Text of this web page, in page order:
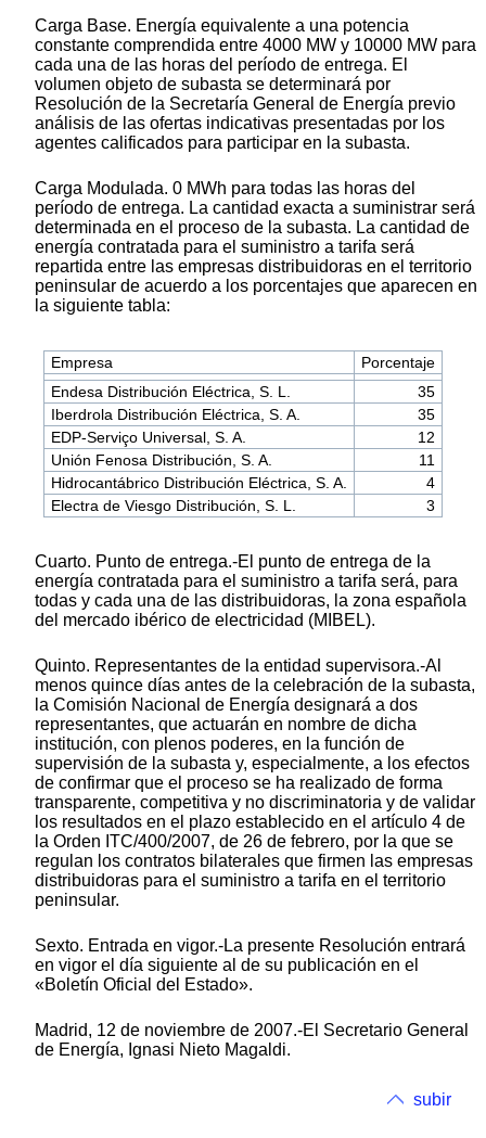
Carga Base. Energía equivalente a una potencia
constante comprendida entre 4000 MW y 10000 MW para
cada una de las horas del período de entrega. El
volumen objeto de subasta se determinará por
Resolución de la Secretaría General de Energía previo
análisis de las ofertas indicativas presentadas por los
agentes calificados para participar en la subasta.
Carga Modulada. 0 MWh para todas las horas del
período de entrega. La cantidad exacta a suministrar será
determinada en el proceso de la subasta. La cantidad de
energía contratada para el suministro a tarifa será
repartida entre las empresas distribuidoras en el territorio
peninsular de acuerdo a los porcentajes que aparecen en
la siguiente tabla:
Empresa
Porcentaje
Endesa Distribución Eléctrica, S. L.
35
Iberdrola Distribución Eléctrica, S. A.
35
EDP-Serviço Universal, S. A.
12
Unión Fenosa Distribución, S. A.
11
Hidrocantábrico Distribución Eléctrica, S. A.
4
Electra de Viesgo Distribución, S. L.
3
Cuarto. Punto de entrega.-El punto de entrega de la
energía contratada para el suministro a tarifa será, para
todas y cada una de las distribuidoras, la zona española
del mercado ibérico de electricidad (MIBEL).
Quinto. Representantes de la entidad supervisora.-Al
menos quince días antes de la celebración de la subasta,
la Comisión Nacional de Energía designará a dos
representantes, que actuarán en nombre de dicha
institución, con plenos poderes, en la función de
supervisión de la subasta y, especialmente, a los efectos
de confirmar que el proceso se ha realizado de forma
transparente, competitiva y no discriminatoria y de validar
los resultados en el plazo establecido en el artículo 4 de
la Orden ITC/400/2007, de 26 de febrero, por la que se
regulan los contratos bilaterales que firmen las empresas
distribuidoras para el suministro a tarifa en el territorio
peninsular.
Sexto. Entrada en vigor.-La presente Resolución entrará
en vigor el día siguiente al de su publicación en el
«Boletín Oficial del Estado».
Madrid, 12 de noviembre de 2007.-El Secretario General
de Energía, Ignasi Nieto Magaldi.
subir